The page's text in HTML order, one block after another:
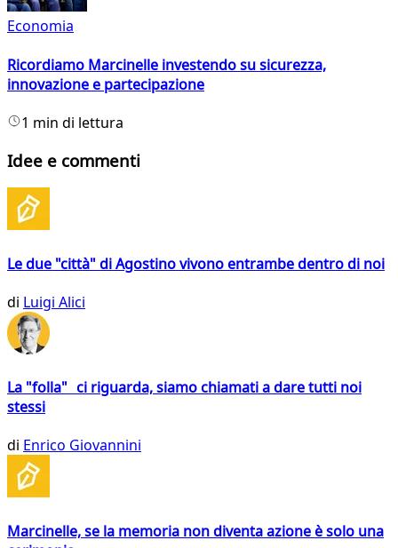
Economia
Ricordiamo Marcinelle investendo su sicurezza,
innovazione e partecipazione
1 min di lettura
Idee e commenti
Le due "città" di Agostino vivono entrambe dentro di noi
di Luigi Alici
La "folla" ci riguarda, siamo chiamati a dare tutti noi
stessi
di Enrico Giovannini
Marcinelle, se la memoria non diventa azione è solo una